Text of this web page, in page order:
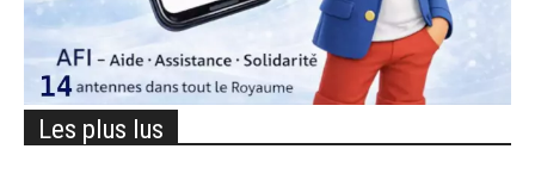
Les plus lus